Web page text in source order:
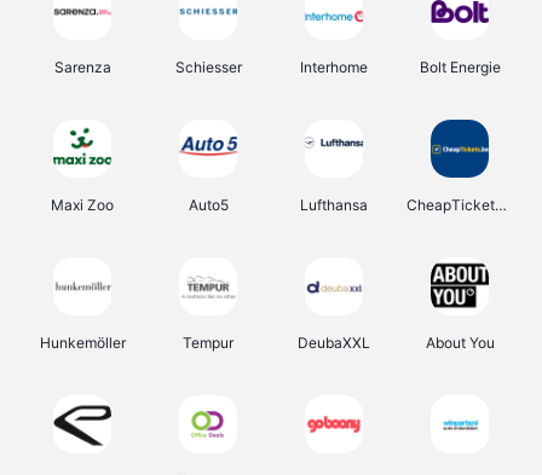
Sarenza Schiesser Interhome Bolt Energie
Maxi Zoo Auto5 Lufthansa CheapTickets.be
Hunkemöller Tempur DeubaXXL About You